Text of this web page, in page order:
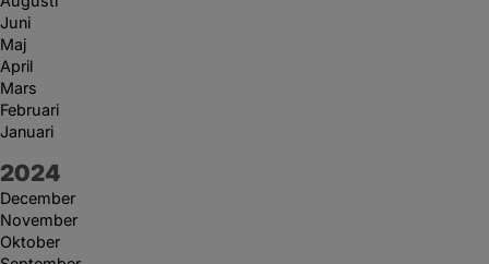
Juni
Maj
April
Mars
Februari
Januari
År:
2024
December
November
Oktober